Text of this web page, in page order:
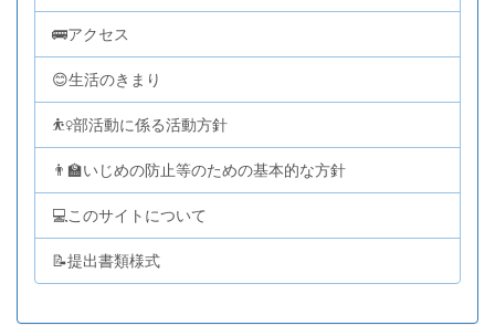
🚌アクセス
😊生活のきまり
⛹️‍♀️部活動に係る活動方針
👨‍🏫いじめの防止等のための基本的な方針
💻このサイトについて
📝提出書類様式